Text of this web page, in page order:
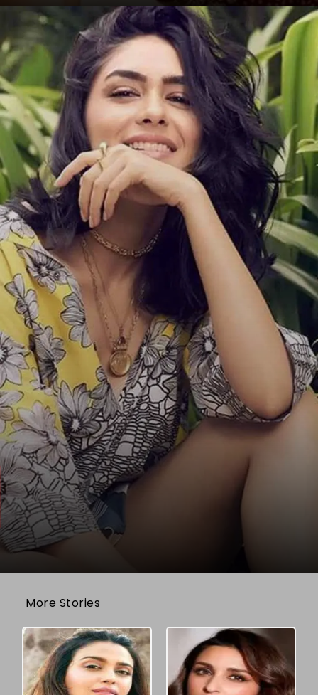
More Stories